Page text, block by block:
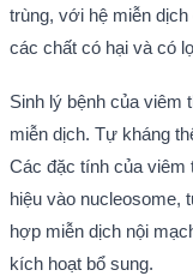
trùng, với hệ miễn
các chất có hại và có
Sinh lý bệnh của viêm
miễn dịch. Tự kháng
Các đặc tính của viêm
hiệu vào nucleosome,
hợp miễn dịch nội
kích hoạt bổ sung.